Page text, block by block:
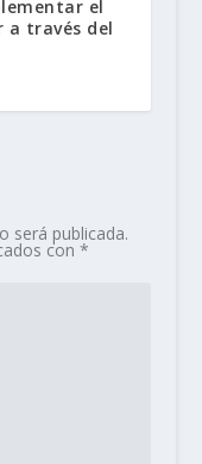
el
a través del
será publicada.
con *